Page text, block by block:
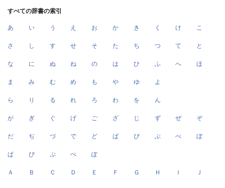
すべての辞書の索引
あ い う え お か き く け こ
さ し す せ そ た ち つ て と
な に ぬ ね の は ひ ふ へ ほ
ま み む め も や ゆ よ
ら り る れ ろ わ を ん
が ぎ ぐ げ ご ざ じ ず ぜ ぞ
だ ぢ づ で ど ば び ぶ べ ぼ
ぱ ぴ ぷ ぺ ぽ
Ａ Ｂ Ｃ Ｄ Ｅ Ｆ Ｇ Ｈ Ｉ Ｊ